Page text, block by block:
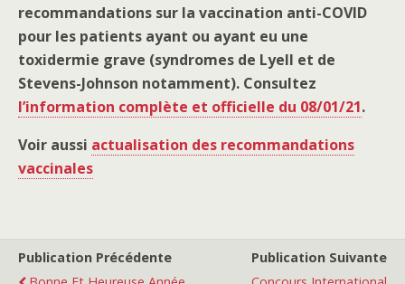
recommandations sur la vaccination anti-COVID
pour les patients ayant ou ayant eu une
toxidermie grave (syndromes de Lyell et de
Stevens-Johnson notamment). Consultez
l’information complète et officielle du 08/01/21.
Voir aussi actualisation des recommandations
vaccinales
Publication Précédente
Publication Suivante